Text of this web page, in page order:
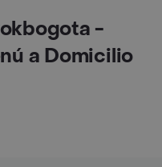
-
a Domicilio